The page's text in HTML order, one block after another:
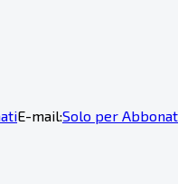
E-mail:Solo per